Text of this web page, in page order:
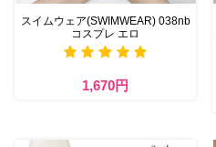
スイムウェア(SWIMWEAR) 038nb
コスプレ エロ
1,670円